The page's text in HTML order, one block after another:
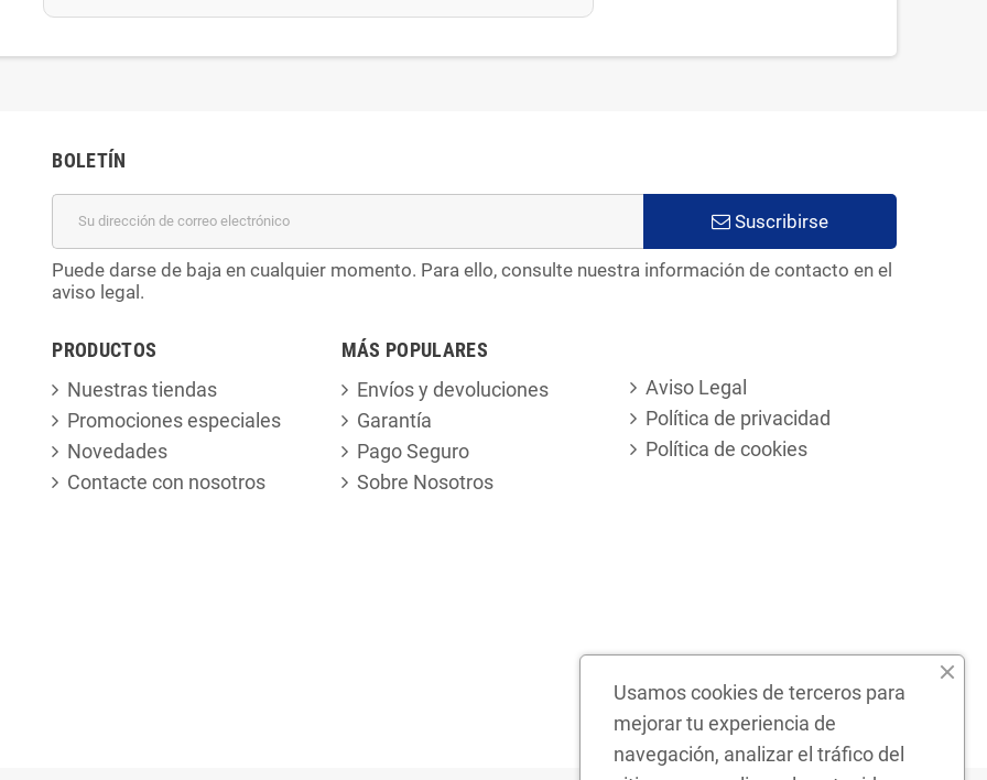
BOLETÍN
Suscribirse
Puede darse de baja en cualquier momento. Para ello, consulte nuestra información de contacto en el
aviso legal.
PRODUCTOS
Nuestras tiendas
Promociones especiales
Novedades
Contacte con nosotros
MÁS POPULARES
Envíos y devoluciones
Garantía
Pago Seguro
Sobre Nosotros
Aviso Legal
Política de privacidad
Política de cookies
Usamos cookies de terceros para
mejorar tu experiencia de
navegación, analizar el tráfico del